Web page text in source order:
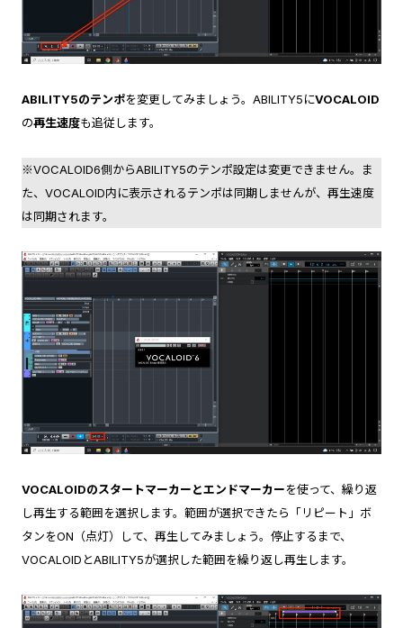
ABILITY5のテンポを変更してみましょう。ABILITY5にVOCALOID
の再生速度も追従します。
※VOCALOID6側からABILITY5のテンポ設定は変更できません。ま
た、VOCALOID内に表示されるテンポは同期しませんが、再生速度
は同期されます。
VOCALOIDのスタートマーカーとエンドマーカーを使って、繰り返
し再生する範囲を選択します。範囲が選択できたら「リピート」ボ
タンをON（点灯）して、再生してみましょう。停止するまで、
VOCALOIDとABILITY5が選択した範囲を繰り返し再生します。